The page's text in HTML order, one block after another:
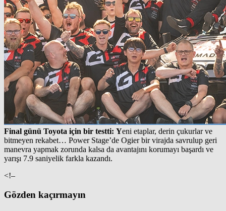
Final günü Toyota için bir testti: Yeni etaplar, derin çukurlar ve
bitmeyen rekabet… Power Stage’de Ogier bir virajda savrulup geri
manevra yapmak zorunda kalsa da avantajını korumayı başardı ve
yarışı 7.9 saniyelik farkla kazandı.
<!–
Gözden kaçırmayın